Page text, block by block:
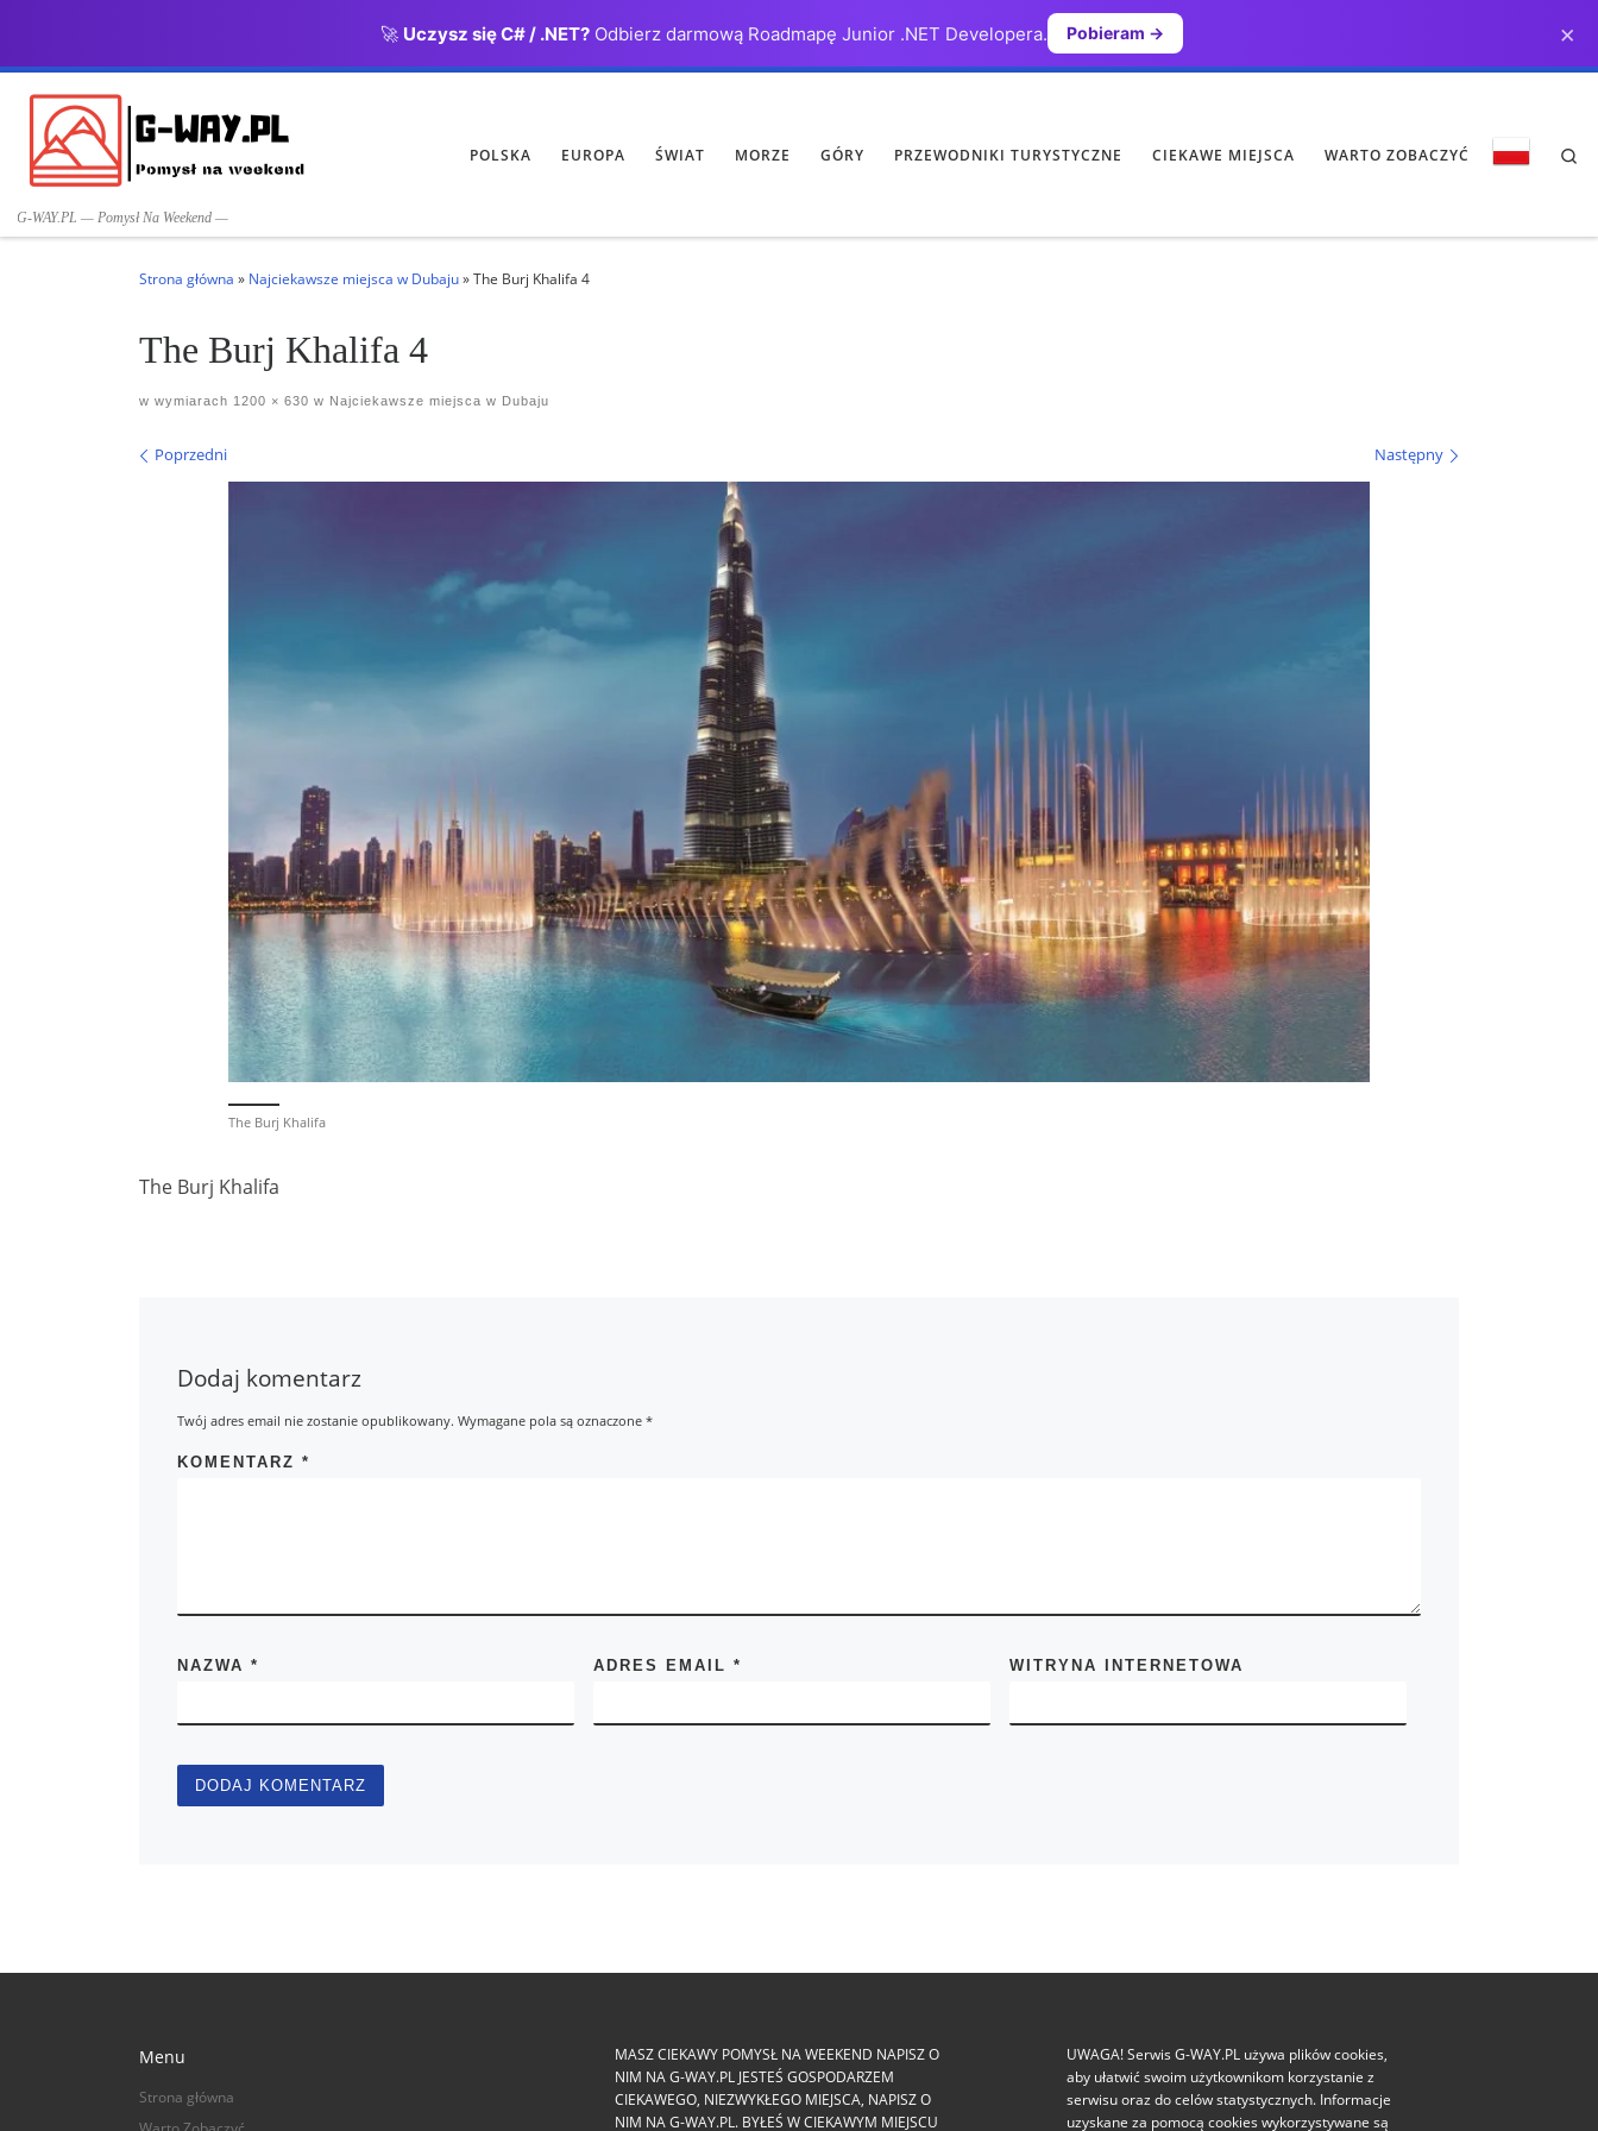
🚀 Uczysz się C# / .NET?Odbierz darmową Roadmapę Junior .NET Developera. Pobieram → ×
G-WAY.PL — Pomysł Na Weekend —
POLSKA EUROPA ŚWIAT MORZE GÓRY PRZEWODNIKI TURYSTYCZNE CIEKAWE MIEJSCA WARTO ZOBACZYĆ
Strona główna » Najciekawsze miejsca w Dubaju»The Burj Khalifa 4
The Burj Khalifa 4
w wymiarach 1200 × 630 w Najciekawsze miejsca w Dubaju
Nawigacja po obrazach
Poprzedni Następny
The Burj Khalifa
The Burj Khalifa
Dodaj komentarz
Twój adres email nie zostanie opublikowany. Wymagane pola są oznaczone*
KOMENTARZ*
NAZWA* ADRES EMAIL* WITRYNA INTERNETOWA
Menu
Strona główna
Warto Zobaczyć
MASZ CIEKAWY POMYSŁ NA WEEKEND NAPISZ O
NIM NA G-WAY.PL JESTEŚ GOSPODARZEM
CIEKAWEGO, NIEZWYKŁEGO MIEJSCA, NAPISZ O
NIM NA G-WAY.PL. BYŁEŚ W CIEKAWYM MIEJSCU
UWAGA! Serwis G-WAY.PL używa plików cookies,
aby ułatwić swoim użytkownikom korzystanie z
serwisu oraz do celów statystycznych. Informacje
uzyskane za pomocą cookies wykorzystywane są